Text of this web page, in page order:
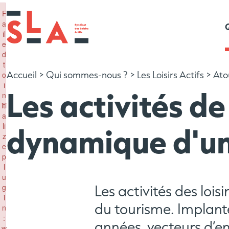
Qui sommes-nous ? Le
Rejoindre le SLA
Accueil > Qui sommes-nous ? > Les Loisirs Actifs >
Les activités
dynamique
Les activités des
du tourisme.
F
a
il
e
d
t
o
i
n
iti
a
li
z
e
p
l
u
g
i
n
: